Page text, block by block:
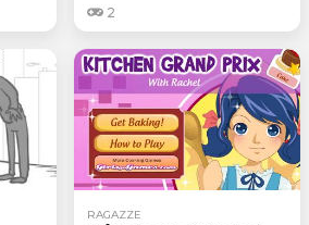
2
RAGAZZE